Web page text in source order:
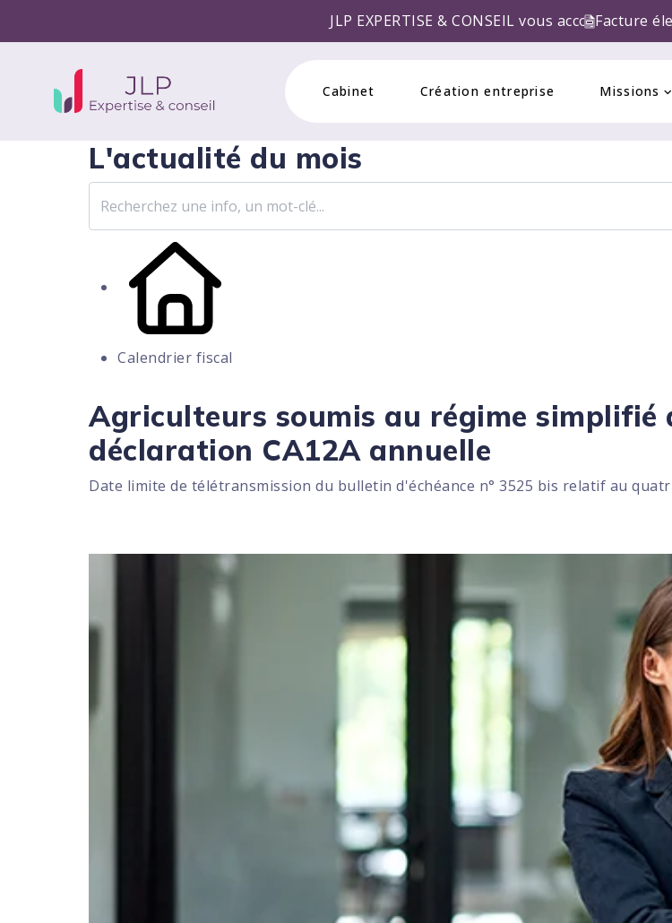
JLP EXPERTISE & CONSEIL vous accompagne pour laFacture
Cabinet Création entreprise Missions
L'actualité du mois
Calendrier fiscal
Agriculteurs soumis au régime simplifié
déclaration CA12A annuelle
Date limite de télétransmission du bulletin d'échéance n° 3525 bis relatif au